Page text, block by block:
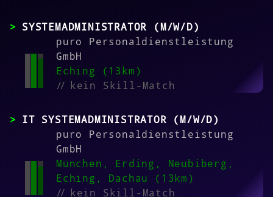
SYSTEMADMINISTRATOR (M/W/D)
puro Personaldienstleistung
GmbH
Eching (13km)
//kein Skill-Match
IT SYSTEMADMINISTRATOR (M/W/D)
puro Personaldienstleistung
GmbH
München, Erding, Neubiberg,
Eching, Dachau (13km)
//kein Skill-Match